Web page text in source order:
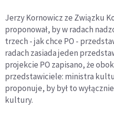
Jerzy Kornowicz ze Związku
proponował, by w radach
trzech - jak chce PO -
radach zasiada jeden
projekcie PO zapisano, że
przedstawiciele: ministra
proponuje, by był to
kultury.